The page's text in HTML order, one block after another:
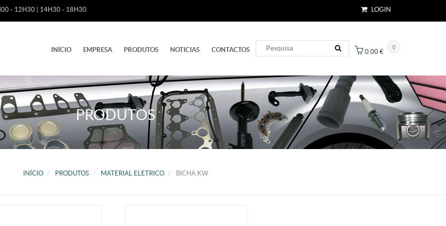
- 12H30 | 14H30 - 18H30 LOGIN
0
0.00 €
INÍCIO EMPRESA PRODUTOS NOTICIAS CONTACTOS
PRODUTOS
INÍCIO PRODUTOS MATERIAL ELETRICO BICHA KW